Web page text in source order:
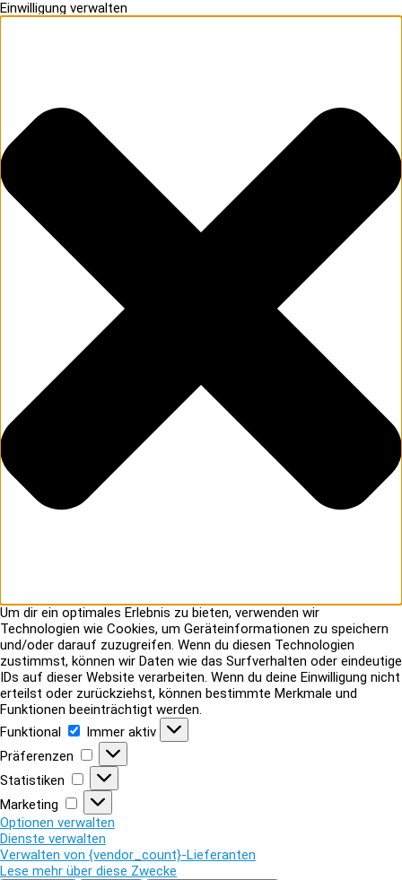
Einwilligung verwalten
Um dir ein optimales Erlebnis zu bieten, verwenden wir
Technologien wie Cookies, um Geräteinformationen zu speichern
und/oder darauf zuzugreifen. Wenn du diesen Technologien
zustimmst, können wir Daten wie das Surfverhalten oder eindeutige
IDs auf dieser Website verarbeiten. Wenn du deine Einwilligung nicht
erteilst oder zurückziehst, können bestimmte Merkmale und
Funktionen beeinträchtigt werden.
Funktional
Funktional
Immer aktiv
Präferenzen
Präferenzen
Statistiken
Statistiken
Marketing
Marketing
Optionen verwalten
Dienste verwalten
Verwalten von {vendor_count}-Lieferanten
Lese mehr über diese Zwecke